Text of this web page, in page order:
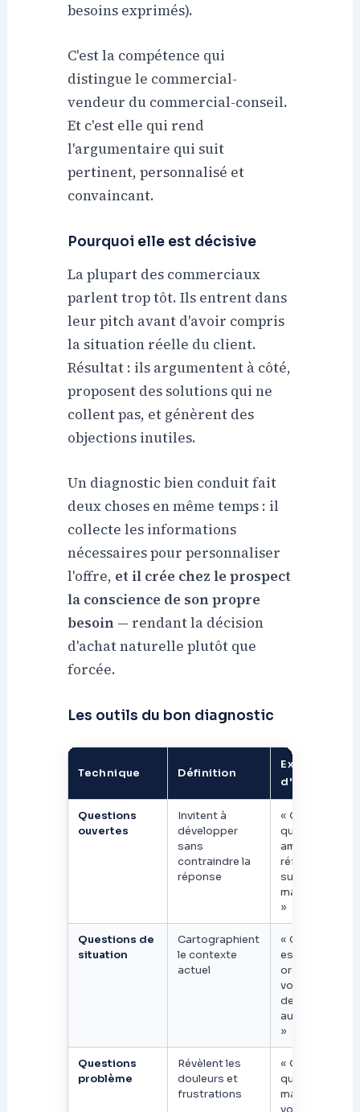
besoins exprimés).
C'est la compétence qui
distingue le commercial-
vendeur du commercial-conseil.
Et c'est elle qui rend
l'argumentaire qui suit
pertinent, personnalisé et
convaincant.
Pourquoi elle est décisive
La plupart des commerciaux
parlent trop tôt. Ils entrent dans
leur pitch avant d'avoir compris
la situation réelle du client.
Résultat : ils argumentent à côté,
proposent des solutions qui ne
collent pas, et génèrent des
objections inutiles.
Un diagnostic bien conduit fait
deux choses en même temps : il
collecte les informations
nécessaires pour personnaliser
l'offre, et il crée chez le prospect
la conscience de son propre
besoin — rendant la décision
d'achat naturelle plutôt que
forcée.
Les outils du bon diagnostic
Technique Définition
Exemple
d'utilisation
Questions
ouvertes
Invitent à
développer
sans
contraindre la
réponse
« Qu'est-ce
qui vous a
amené à
réfléchir à ce
sujet
maintenant ?
»
Questions de
situation
Cartographient
le contexte
actuel
« Comment
est
organisée
votre force
de vente
aujourd'hui ?
»
Questions
problème
Révèlent les
douleurs et
frustrations
« Qu'est-ce
qui vous
manque dans